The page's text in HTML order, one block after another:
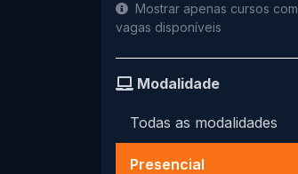
Mostrar apenas cursos com
vagas disponíveis
Modalidade
Todas as modalidades
Presencial